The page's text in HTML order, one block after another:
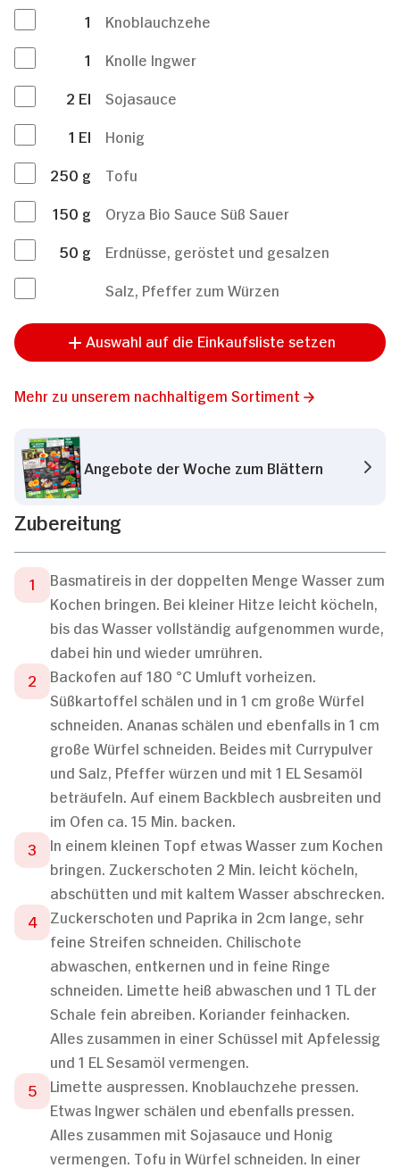
1
Knoblauchzehe
1
Knolle Ingwer
2 El
Sojasauce
1 El
Honig
250 g
Tofu
150 g
Oryza Bio Sauce Süß Sauer
50 g
Erdnüsse, geröstet und gesalzen
Salz, Pfeffer zum Würzen
Auswahl auf die Einkaufsliste setzen
Mehr zu unserem nachhaltigem Sortiment
Angebote der Woche zum Blättern
Zubereitung
Basmatireis in der doppelten Menge Wasser zum
Kochen bringen. Bei kleiner Hitze leicht köcheln,
bis das Wasser vollständig aufgenommen wurde,
dabei hin und wieder umrühren.
Backofen auf 180 °C Umluft vorheizen.
Süßkartoffel schälen und in 1 cm große Würfel
schneiden. Ananas schälen und ebenfalls in 1 cm
große Würfel schneiden. Beides mit Currypulver
und Salz, Pfeffer würzen und mit 1 EL Sesamöl
beträufeln. Auf einem Backblech ausbreiten und
im Ofen ca. 15 Min. backen.
In einem kleinen Topf etwas Wasser zum Kochen
bringen. Zuckerschoten 2 Min. leicht köcheln,
abschütten und mit kaltem Wasser abschrecken.
Zuckerschoten und Paprika in 2cm lange, sehr
feine Streifen schneiden. Chilischote
abwaschen, entkernen und in feine Ringe
schneiden. Limette heiß abwaschen und 1 TL der
Schale fein abreiben. Koriander feinhacken.
Alles zusammen in einer Schüssel mit Apfelessig
und 1 EL Sesamöl vermengen.
Limette auspressen. Knoblauchzehe pressen.
Etwas Ingwer schälen und ebenfalls pressen.
Alles zusammen mit Sojasauce und Honig
vermengen. Tofu in Würfel schneiden. In einer